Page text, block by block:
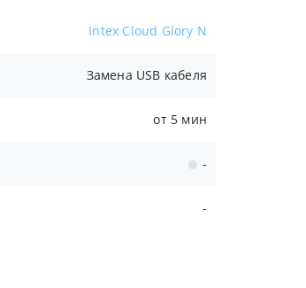
Intex Cloud Glory N
Замена USB кабеля
от 5 мин
-
-